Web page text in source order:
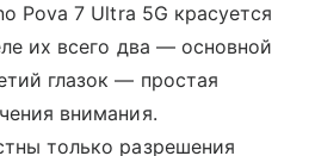
Pova 7 Ultra 5G красуется
их всего два — основной
глазок — простая
внимания.
только разрешения